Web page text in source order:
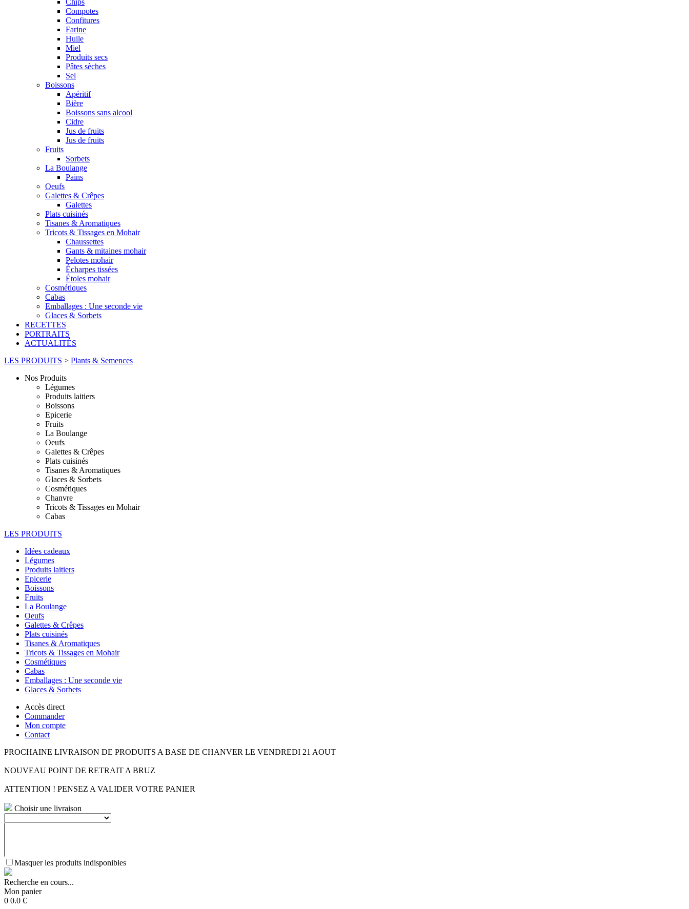
Chips
Compotes
Confitures
Farine
Huile
Miel
Produits secs
Pâtes sèches
Sel
Boissons
Apéritif
Bière
Boissons sans alcool
Cidre
Jus de fruits
Jus de fruits
Fruits
Sorbets
La Boulange
Pains
Oeufs
Galettes & Crêpes
Galettes
Plats cuisinés
Tisanes & Aromatiques
Tricots & Tissages en Mohair
Chaussettes
Gants & mitaines mohair
Pelotes mohair
Écharpes tissées
Étoles mohair
Cosmétiques
Cabas
Emballages : Une seconde vie
Glaces & Sorbets
RECETTES
PORTRAITS
ACTUALITÉS
LES PRODUITS > Plants & Semences
Nos Produits
Légumes
Produits laitiers
Boissons
Epicerie
Fruits
La Boulange
Oeufs
Galettes & Crêpes
Plats cuisinés
Tisanes & Aromatiques
Glaces & Sorbets
Cosmétiques
Chanvre
Tricots & Tissages en Mohair
Cabas
LES PRODUITS
Idées cadeaux
Légumes
Produits laitiers
Epicerie
Boissons
Fruits
La Boulange
Oeufs
Galettes & Crêpes
Plats cuisinés
Tisanes & Aromatiques
Tricots & Tissages en Mohair
Cosmétiques
Cabas
Emballages : Une seconde vie
Glaces & Sorbets
Accès direct
Commander
Mon compte
Contact
PROCHAINE LIVRAISON DE PRODUITS A BASE DE CHANVER LE VENDREDI 21 AOUT
NOUVEAU POINT DE RETRAIT A BRUZ
ATTENTION ! PENSEZ A VALIDER VOTRE PANIER
Choisir une livraison
Masquer les produits indisponibles
Recherche en cours...
Mon panier
0 0.0 €